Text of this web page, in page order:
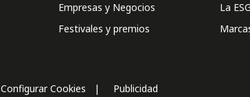
Empresas y Negocios
Festivales y premios
La
Configurar Cookies Publicidad